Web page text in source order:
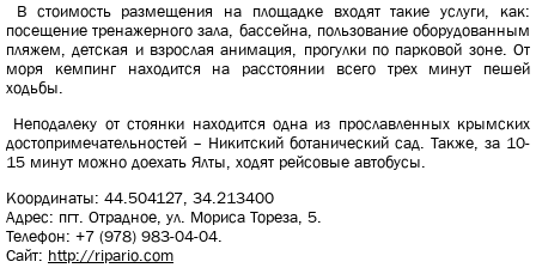
В стоимость размещения на площадке входят такие услуги, как:
посещение тренажерного зала, бассейна, пользование оборудованным
пляжем, детская и взрослая анимация, прогулки по парковой зоне. От
моря кемпинг находится на расстоянии всего трех минут пешей
ходьбы.
Неподалеку от стоянки находится одна из прославленных крымских
достопримечательностей – Никитский ботанический сад. Также, за 10-
15 минут можно доехать Ялты, ходят рейсовые автобусы.
Координаты: 44.504127, 34.213400
Адрес: пгт. Отрадное, ул. Мориса Тореза, 5.
Телефон: +7 (978) 983-04-04.
Сайт: http://ripario.com